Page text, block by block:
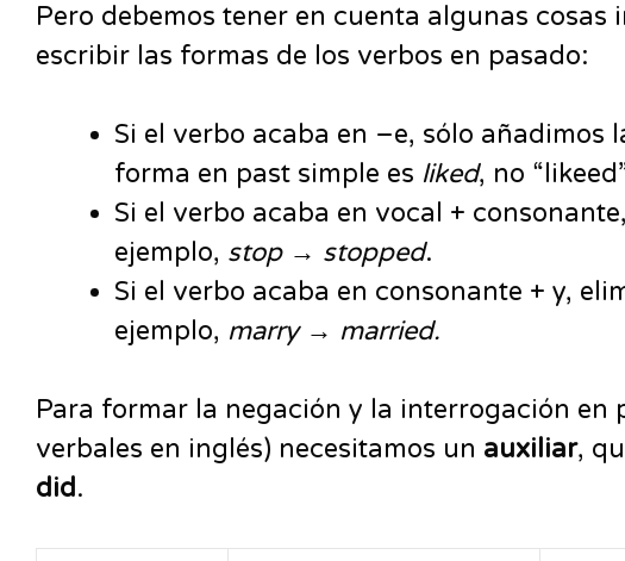
Pero debemos tener en cuenta algunas
escribir las formas de los verbos en pasado:
Si el verbo acaba en –e, sólo añadimos
forma en past simple es liked, no
Si el verbo acaba en vocal +
ejemplo, stop → stopped.
Si el verbo acaba en consonante + y,
ejemplo, marry → married.
Para formar la negación y la interrogación en
verbales en inglés) necesitamos un auxiliar,
did.